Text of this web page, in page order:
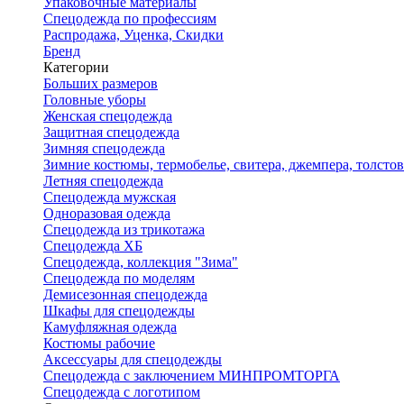
Спецодежда по профессиям
Распродажа, Уценка, Скидки
Бренд
Категории
Больших размеров
Головные уборы
Женская спецодежда
Защитная спецодежда
Зимняя спецодежда
Зимние костюмы, термобелье, свитера, джемпера,
Летняя спецодежда
Спецодежда мужская
Одноразовая одежда
Спецодежда из трикотажа
Спецодежда ХБ
Спецодежда, коллекция "Зима"
Спецодежда по моделям
Демисезонная спецодежда
Шкафы для спецодежды
Камуфляжная одежда
Костюмы рабочие
Аксессуары для спецодежды
Спецодежда с заключением МИНПРОМТОРГА
Спецодежда с логотипом